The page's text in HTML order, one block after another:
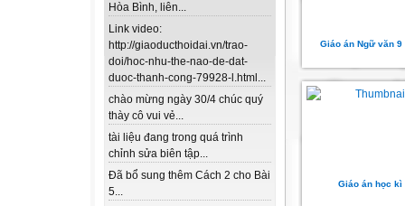
Hòa Bình, liên...
Link video:
http://giaoducthoidai.vn/trao-
doi/hoc-nhu-the-nao-de-dat-
duoc-thanh-cong-79928-l.html...
chào mừng ngày 30/4 chúc quý
thày cô vui vẻ...
tài liệu đang trong quá trình
chỉnh sửa biên tập...
Đã bổ sung thêm Cách 2 cho Bài
5...
Giáo án Ngữ văn 9
Giáo án học kì